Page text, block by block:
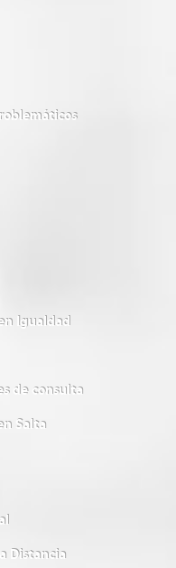
Igualdad
de consulta
Salta
Distancia